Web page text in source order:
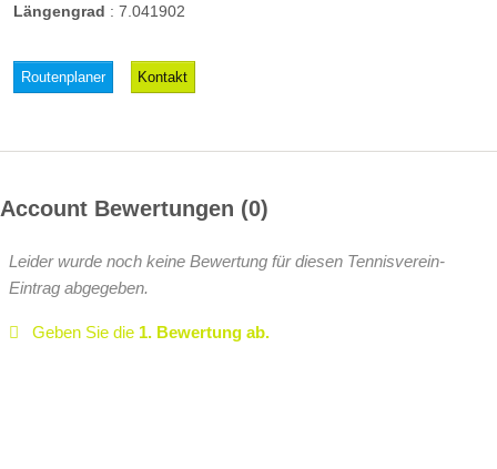
Längengrad : 7.041902
Routenplaner Kontakt
Account Bewertungen 0
Leider wurde noch keine Bewertung für diesen Tennisverein-
Eintrag abgegeben.
Geben Sie die 1. Bewertung ab.